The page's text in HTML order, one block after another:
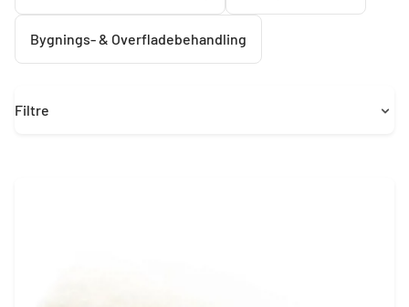
Bygnings- & Overfladebehandling
Filtre